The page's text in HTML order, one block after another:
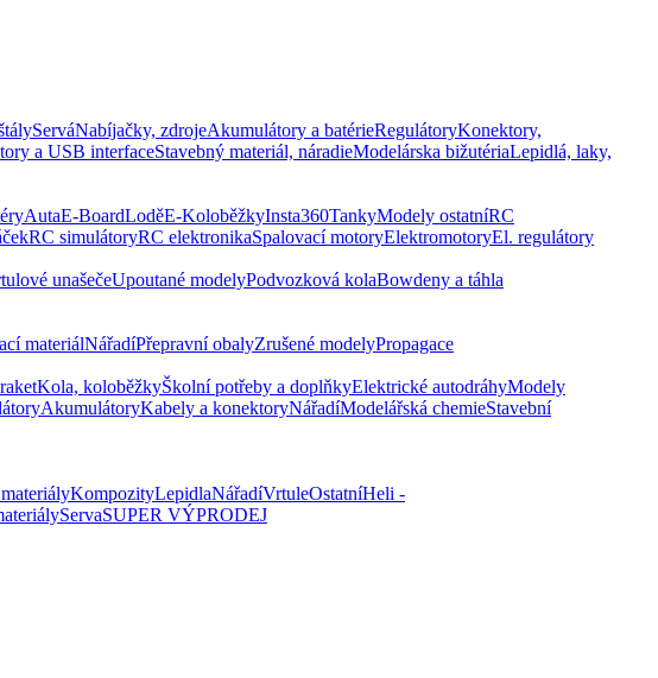
ServáNabíjačky, zdrojeAkumulátory a batérieRegulátoryKonektory,
a USB interfaceStavebný materiál, náradieModelárska bižutériaLepidlá, laky,
AutaE-BoardLoděE-KoloběžkyInsta360TankyModely ostatníRC
RC simulátoryRC elektronikaSpalovací motoryElektromotoryEl. regulátory
unašečeUpoutané modelyPodvozková kolaBowdeny a táhla
materiálNářadíPřepravní obalyZrušené modelyPropagace
Kola, koloběžkyŠkolní potřeby a doplňkyElektrické autodráhyModely
AkumulátoryKabely a konektoryNářadíModelářská chemieStavební
KompozityLepidlaNářadíVrtuleOstatníHeli -
ServaSUPER VÝPRODEJ